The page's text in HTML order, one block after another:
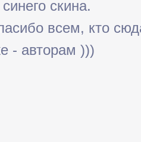
скина.
всем, кто
- авторам )))